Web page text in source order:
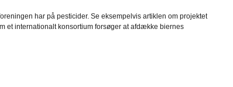
har på pesticider. Se eksempelvis artiklen om projektet
et internationalt konsortium forsøger at afdække biernes